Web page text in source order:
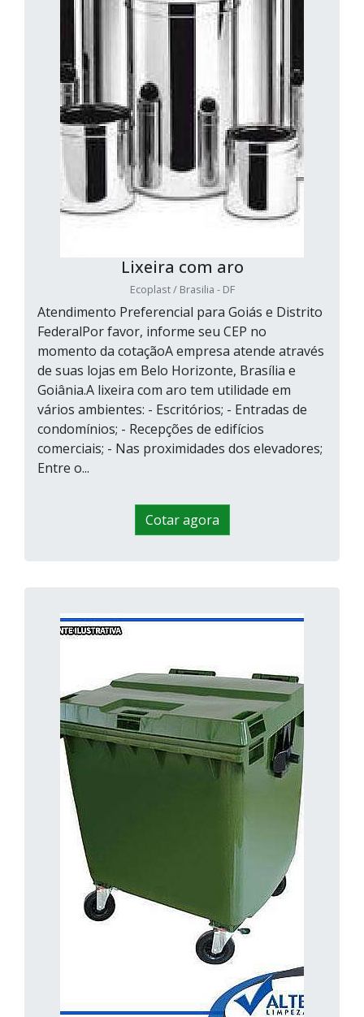
Lixeira com aro
Ecoplast / Brasilia - DF
Atendimento Preferencial para Goiás e Distrito
FederalPor favor, informe seu CEP no
momento da cotaçãoA empresa atende através
de suas lojas em Belo Horizonte, Brasília e
Goiânia.A lixeira com aro tem utilidade em
vários ambientes: - Escritórios; - Entradas de
condomínios; - Recepções de edifícios
comerciais; - Nas proximidades dos elevadores;
Entre o...
Cotar agora